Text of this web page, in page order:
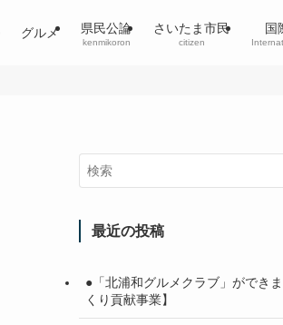
グルメ 県民公論
kenmikoron
さいたま市民
citizen
国
最近の投稿
●「北浦和グルメクラブ」ができ
くり貢献事業】